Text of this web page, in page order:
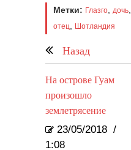
Метки: Глазго, дочь,
отец, Шотландия
Назад
На острове Гуам
произошло
землетрясение
23/05/2018 /
1:08